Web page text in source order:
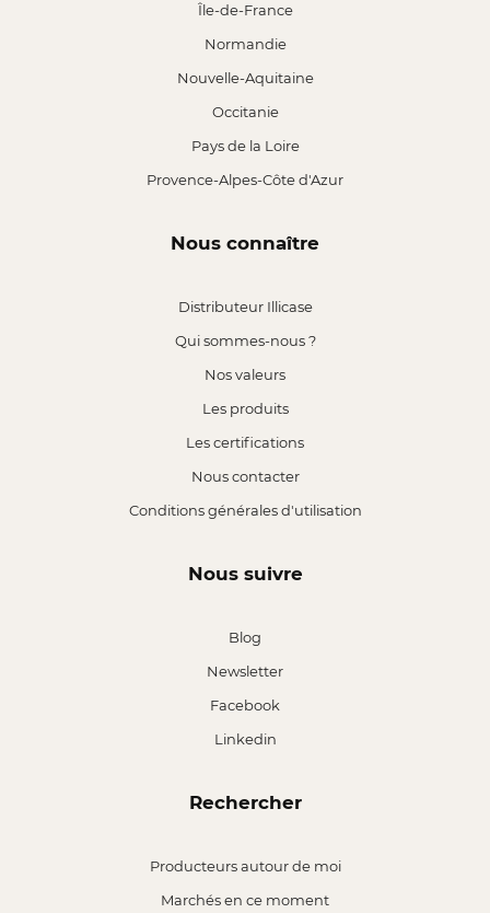
Île-de-France
Normandie
Nouvelle-Aquitaine
Occitanie
Pays de la Loire
Provence-Alpes-Côte d'Azur
Nous connaître
Distributeur Illicase
Qui sommes-nous ?
Nos valeurs
Les produits
Les certifications
Nous contacter
Conditions générales d'utilisation
Nous suivre
Blog
Newsletter
Facebook
Linkedin
Rechercher
Producteurs autour de moi
Marchés en ce moment